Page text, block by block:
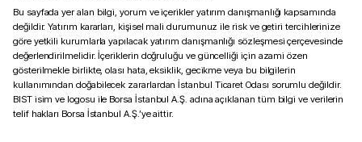
Bu sayfada yer alan bilgi, yorum ve içerikler yatırım danışmanlığı kapsamında
değildir. Yatırım kararları, kişisel mali durumunuz ile risk ve getiri tercihlerinize
göre yetkili kurumlarla yapılacak yatırım danışmanlığı sözleşmesi çerçevesinde
değerlendirilmelidir. İçeriklerin doğruluğu ve güncelliği için azami özen
gösterilmekle birlikte, olası hata, eksiklik, gecikme veya bu bilgilerin
kullanımından doğabilecek zararlardan İstanbul Ticaret Odası sorumlu değildir.
BIST isim ve logosu ile Borsa İstanbul A.Ş. adına açıklanan tüm bilgi ve verilerin
telif hakları Borsa İstanbul A.Ş.’ye aittir.